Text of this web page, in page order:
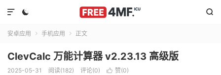
 

安卓应用  手机应用  正文
ClevCalc 万能计算器 v2.23.13 高级版
2025-05-31 阅读(182) 评论(0)  赞(0)